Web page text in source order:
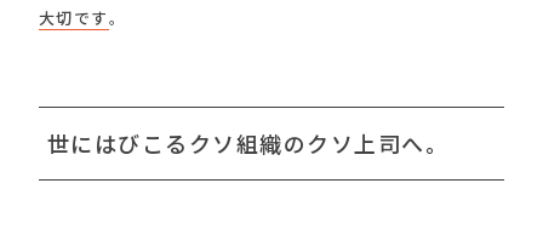
大切です。
世にはびこるクソ組織のクソ上司へ。